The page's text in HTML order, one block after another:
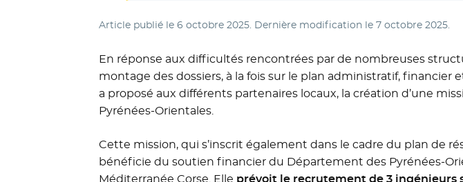
Article publié le 6 octobre 2025. Dernière modification le 7 octobre 2025.
En réponse aux difficultés rencontrées par de nombreuses
montage des dossiers, à la fois sur le plan administratif, financier
a proposé aux différents partenaires locaux, la création d’une
Pyrénées-Orientales.
Cette mission, qui s’inscrit également dans le cadre du plan de
bénéficie du soutien financier du Département des Pyrénées-
Méditerranée Corse. Elle prévoit le recrutement de 3 ingénieurs